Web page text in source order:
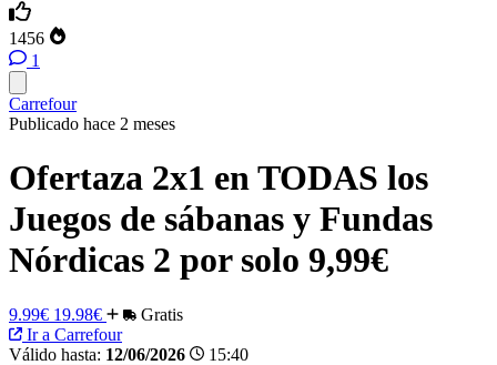
1456
1
Carrefour
Publicado hace 2 meses
Ofertaza 2x1 en TODAS los
Juegos de sábanas y Fundas
Nórdicas 2 por solo 9,99€
9.99€ 19.98€
Gratis
Ir a Carrefour
Válido hasta: 12/06/2026 15:40